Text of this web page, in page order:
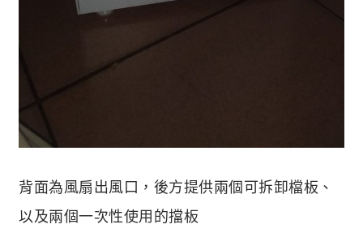
背面為風扇出風口，後方提供兩個可拆卸檔板、
以及兩個一次性使用的擋板